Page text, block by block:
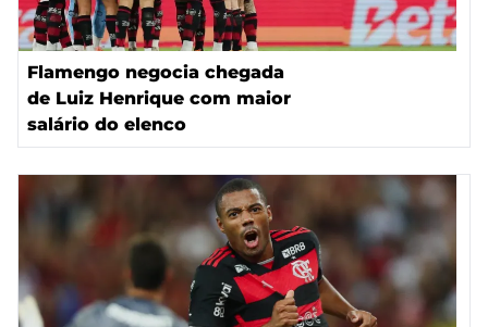
Flamengo negocia chegada
de Luiz Henrique com maior
salário do elenco